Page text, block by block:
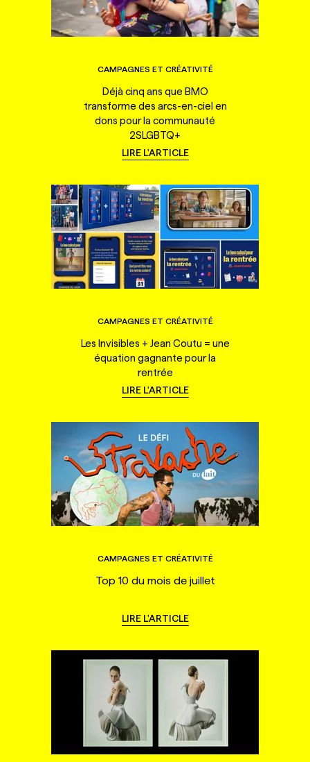
CAMPAGNES ET CRÉATIVITÉ
Déjà cinq ans que BMO
transforme des arcs-en-ciel en
dons pour la communauté
2SLGBTQ+
LIRE L'ARTICLE
CAMPAGNES ET CRÉATIVITÉ
Les Invisibles + Jean Coutu = une
équation gagnante pour la
rentrée
LIRE L'ARTICLE
CAMPAGNES ET CRÉATIVITÉ
Top 10 du mois de juillet
LIRE L'ARTICLE